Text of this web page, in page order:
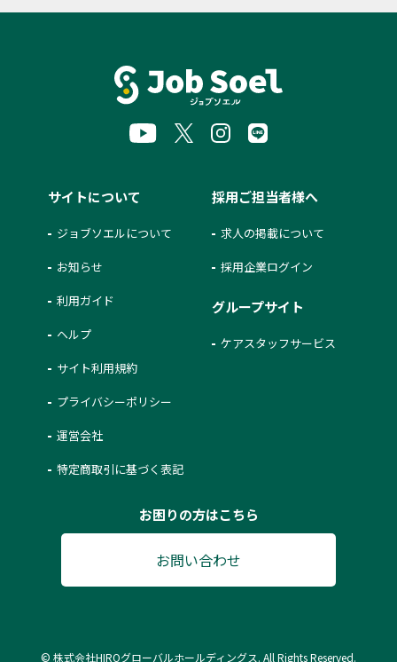
サイトについて
ジョブソエルについて
お知らせ
利用ガイド
ヘルプ
サイト利用規約
プライバシーポリシー
運営会社
特定商取引に基づく表記
採用ご担当者様へ
求人の掲載について
採用企業ログイン
グループサイト
ケアスタッフサービス
お困りの方はこちら
お問い合わせ
© 株式会社HIROグローバルホールディングス. All Rights Reserved.